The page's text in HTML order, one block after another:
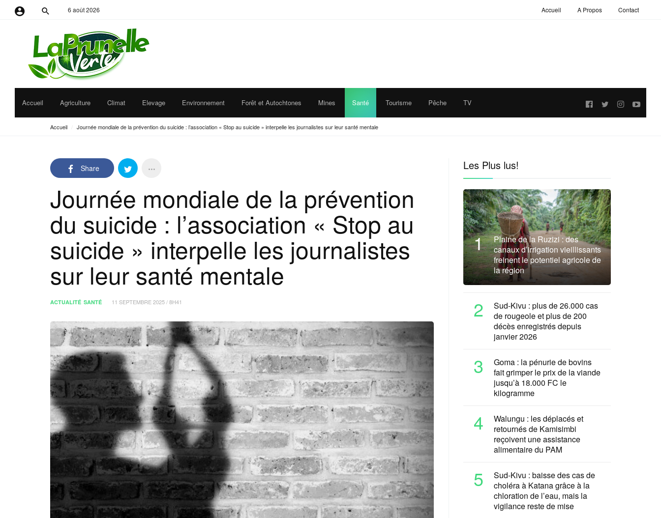
Identifiant ou adresse e-mail
Mot de passe
Se souvenir de moi
6 août 2026 Accueil A Propos Contact
Accueil Agriculture Climat Elevage Environnement Forêt et Autochtones Mines Santé Tourisme Pêche TV Follow
Accueil Journée mondiale de la prévention du suicide : l’association « Stop au suicide » interpelle les journalistes sur leur santé mentale
Share
Journée mondiale de la prévention
du suicide : l’association « Stop au
suicide » interpelle les journalistes
sur leur santé mentale
ACTUALITÉ SANTÉ 11 SEPTEMBRE 2025 / 8H41
Les Plus lus!
1
Plaine de la Ruzizi : des
canaux d’irrigation vieillissants
freinent le potentiel agricole de
la région
2
Sud-Kivu : plus de 26.000 cas
de rougeole et plus de 200
décès enregistrés depuis
janvier 2026
3
Goma : la pénurie de bovins
fait grimper le prix de la viande
jusqu’à 18.000 FC le
kilogramme
4
Walungu : les déplacés et
retournés de Kamisimbi
reçoivent une assistance
alimentaire du PAM
5
Sud-Kivu : baisse des cas de
choléra à Katana grâce à la
chloration de l’eau, mais la
vigilance reste de mise